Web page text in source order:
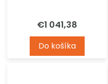
€1 041,38
Do košíka